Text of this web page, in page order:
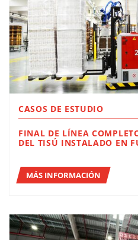
CASOS DE ESTUDIO
FINAL DE LÍNEA
DEL TISÚ INSTALADO EN
MÁS INFORMACIÓN